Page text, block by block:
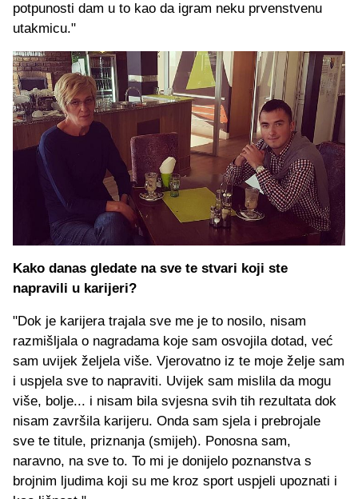
potpunosti dam u to kao da igram neku prvenstvenu
utakmicu."
Kako danas gledate na sve te stvari koji ste
napravili u karijeri?
"Dok je karijera trajala sve me je to nosilo, nisam
razmišljala o nagradama koje sam osvojila dotad, već
sam uvijek željela više. Vjerovatno iz te moje želje sam
i uspjela sve to napraviti. Uvijek sam mislila da mogu
više, bolje... i nisam bila svjesna svih tih rezultata dok
nisam završila karijeru. Onda sam sjela i prebrojale
sve te titule, priznanja (smijeh). Ponosna sam,
naravno, na sve to. To mi je donijelo poznanstva s
brojnim ljudima koji su me kroz sport uspjeli upoznati i